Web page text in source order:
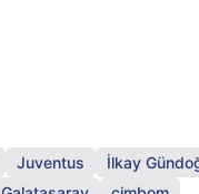
Juventus İlkay